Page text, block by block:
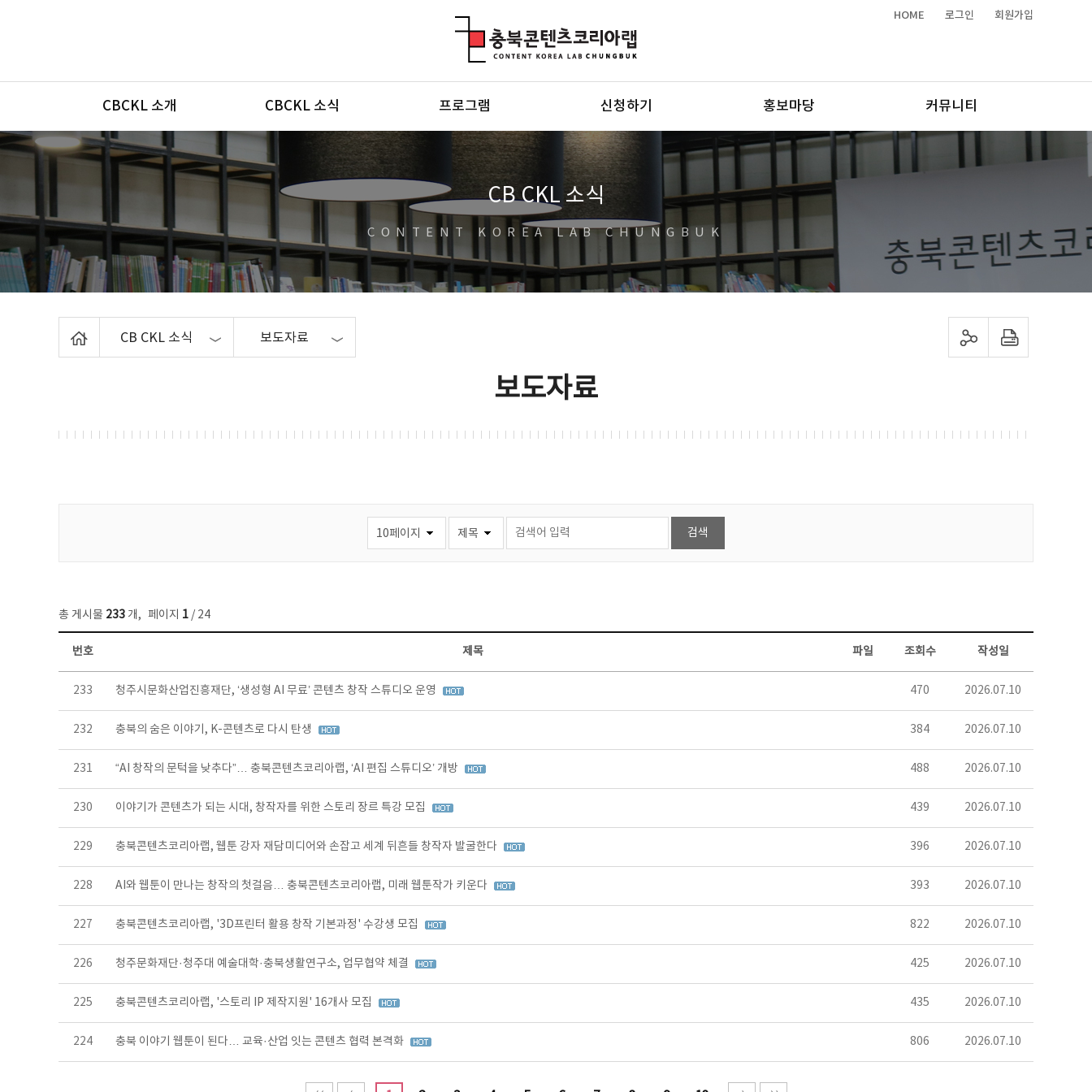
HOME 로그인 회원가입
메뉴
CBCKL 소개 CBCKL 소식 프로그램 신청하기 홍보마당 커뮤니티
CB CKL 소식
CONTENT KOREA LAB CHUNGBUK
CB CKL 소식 보도자료 sns 공유하기 프린트하기
보도자료
총 게시물 233 개, 페이지 1 / 24
보도자료 목록 - 번호, 제목, 작성자, 파일, 조회수, 작성일 정보 제공
번호 제목 파일 조회수 작성일
233 청주시문화산업진흥재단, ‘생성형 AI 무료’ 콘텐츠 창작 스튜디오 운영 470 2026.07.10
232 충북의 숨은 이야기, K-콘텐츠로 다시 탄생 384 2026.07.10
231 “AI 창작의 문턱을 낮추다”… 충북콘텐츠코리아랩, ‘AI 편집 스튜디오’ 개방 488 2026.07.10
230 이야기가 콘텐츠가 되는 시대, 창작자를 위한 스토리 장르 특강 모집 439 2026.07.10
229 충북콘텐츠코리아랩, 웹툰 강자 재담미디어와 손잡고 세계 뒤흔들 창작자 발굴한다 396 2026.07.10
228 AI와 웹툰이 만나는 창작의 첫걸음… 충북콘텐츠코리아랩, 미래 웹툰작가 키운다 393 2026.07.10
227 충북콘텐츠코리아랩, '3D프린터 활용 창작 기본과정' 수강생 모집 822 2026.07.10
226 청주문화재단·청주대 예술대학·충북생활연구소, 업무협약 체결 425 2026.07.10
225 충북콘텐츠코리아랩, '스토리 IP 제작지원' 16개사 모집 435 2026.07.10
224 충북 이야기 웹툰이 된다… 교육·산업 잇는 콘텐츠 협력 본격화 806 2026.07.10